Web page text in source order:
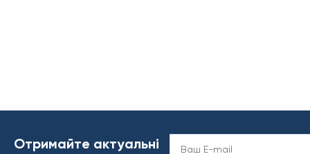
Отримайте актуальні